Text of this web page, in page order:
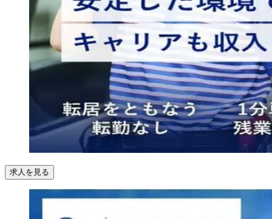
求人を見る